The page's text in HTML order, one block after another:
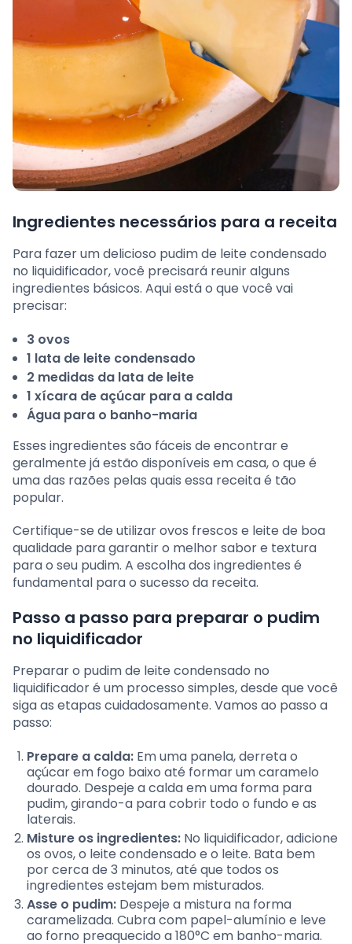
Ingredientes necessários para a receita
Para fazer um delicioso pudim de leite condensado
no liquidificador, você precisará reunir alguns
ingredientes básicos. Aqui está o que você vai
precisar:
3 ovos
1 lata de leite condensado
2 medidas da lata de leite
1 xícara de açúcar para a calda
Água para o banho-maria
Esses ingredientes são fáceis de encontrar e
geralmente já estão disponíveis em casa, o que é
uma das razões pelas quais essa receita é tão
popular.
Certifique-se de utilizar ovos frescos e leite de boa
qualidade para garantir o melhor sabor e textura
para o seu pudim. A escolha dos ingredientes é
fundamental para o sucesso da receita.
Passo a passo para preparar o pudim
no liquidificador
Preparar o pudim de leite condensado no
liquidificador é um processo simples, desde que você
siga as etapas cuidadosamente. Vamos ao passo a
passo:
Prepare a calda: Em uma panela, derreta o
açúcar em fogo baixo até formar um caramelo
dourado. Despeje a calda em uma forma para
pudim, girando-a para cobrir todo o fundo e as
laterais.
Misture os ingredientes: No liquidificador, adicione
os ovos, o leite condensado e o leite. Bata bem
por cerca de 3 minutos, até que todos os
ingredientes estejam bem misturados.
Asse o pudim: Despeje a mistura na forma
caramelizada. Cubra com papel-alumínio e leve
ao forno preaquecido a 180°C em banho-maria.